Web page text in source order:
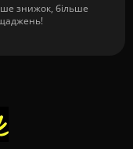
знижок, більше